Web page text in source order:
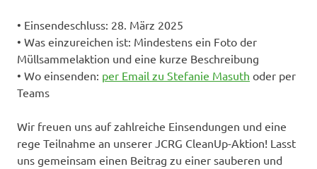
• Einsendeschluss: 28. März 2025
• Was einzureichen ist: Mindestens ein Foto der
Müllsammelaktion und eine kurze Beschreibung
• Wo einsenden: per Email zu Stefanie Masuth oder per
Teams
Wir freuen uns auf zahlreiche Einsendungen und eine
rege Teilnahme an unserer JCRG CleanUp-Aktion! Lasst
uns gemeinsam einen Beitrag zu einer sauberen und